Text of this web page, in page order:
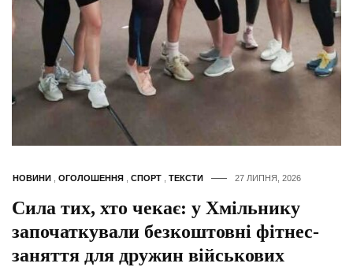
НОВИНИ ОГОЛОШЕННЯ СПОРТ ТЕКСТИ 27 ЛИПНЯ, 2026
Сила тих, хто чекає: у Хмільнику
започаткували безкоштовні фітнес-
заняття для дружин військових